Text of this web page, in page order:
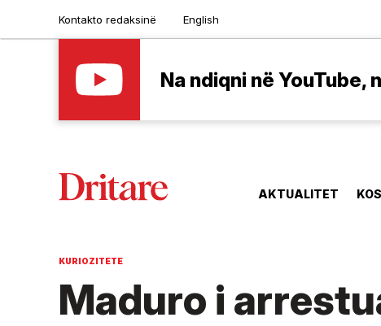
Kontakto redaksinë English
Na ndiqni në
AKTUALITET
KURIOZITETE
Maduro i